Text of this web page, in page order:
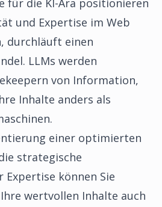
für die KI-Ära positionieren
und Expertise im Web
durchläuft einen
LLMs werden
von Information,
Inhalte anders als
einer optimierten
strategische
Expertise können Sie
wertvollen Inhalte auch